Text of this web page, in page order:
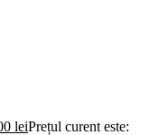
leiPrețul curent este: